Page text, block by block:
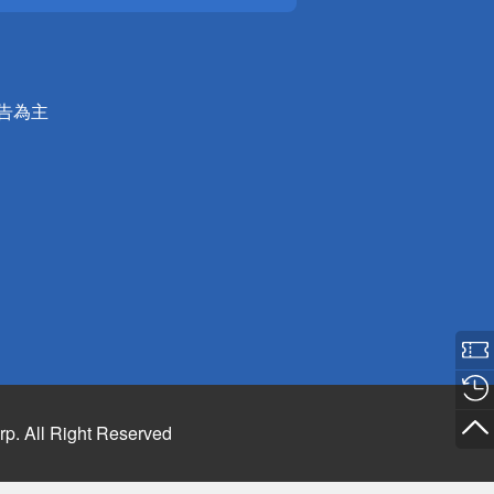
為主
All Right Reserved